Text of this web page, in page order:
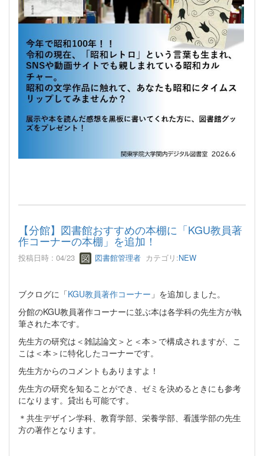
【分館】図書館おすすめの本棚に「KGU教員著
作コーナーの本棚」を追加！
投稿日時 : 04/23 図書館管理者 カテゴリ:NEW
ブクログに「KGU教員著作コーナー 」を追加しました。
分館のKGU教員著作コーナーに並ぶ本は各学科の先生方が執
筆された本です。
先生方の研究は＜雑誌論文＞と＜本＞で構成されますが、こ
こは＜本＞に特化したコーナーです。
先生方からのコメントもありますよ！
先生方の研究を知ることができ、ゼミを決めるときにも参考
になります。貸出も可能です。
＊共生デザイン学科、教育学部、栄養学部、看護学部の先生
方の著作となります。